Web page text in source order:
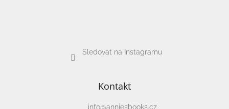
Sledovat na Instagramu
Kontakt
info@anniesbooks.cz